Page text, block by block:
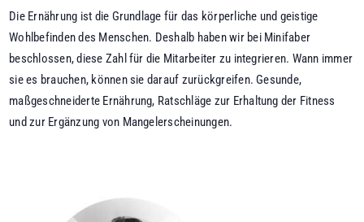
Die Ernährung ist die Grundlage für das körperliche und geistige
Wohlbefinden des Menschen. Deshalb haben wir bei Minifaber
beschlossen, diese Zahl für die Mitarbeiter zu integrieren. Wann immer
sie es brauchen, können sie darauf zurückgreifen. Gesunde,
maßgeschneiderte Ernährung, Ratschläge zur Erhaltung der Fitness
und zur Ergänzung von Mangelerscheinungen.